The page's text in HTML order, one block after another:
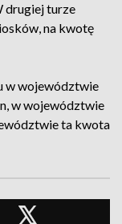
drugiej turze
na kwotę
w województwie
w województwie
ta kwota